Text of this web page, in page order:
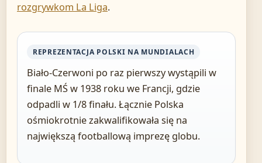
rozgrywkom La Liga.
REPREZENTACJA POLSKI NA MUNDIALACH
Biało-Czerwoni po raz pierwszy wystąpili w
finale MŚ w 1938 roku we Francji, gdzie
odpadli w 1/8 finału. Łącznie Polska
ośmiokrotnie zakwalifikowała się na
największą footballową imprezę globu.